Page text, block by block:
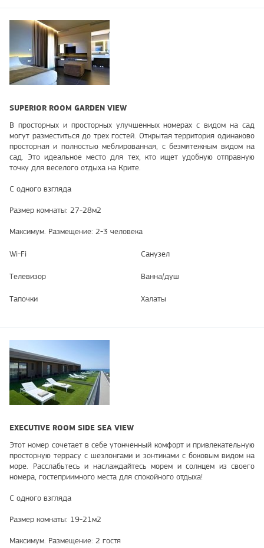
SUPERIOR ROOM GARDEN VIEW
В просторных и просторных улучшенных номерах с видом на сад
могут разместиться до трех гостей. Открытая территория одинаково
просторная и полностью меблированная, с безмятежным видом на
сад. Это идеальное место для тех, кто ищет удобную отправную
точку для веселого отдыха на Крите.
С одного взгляда
Размер комнаты: 27-28м2
Максимум. Размещение: 2-3 человека
Wi-Fi Санузел
Телевизор Ванна/душ
Тапочки Халаты
EXECUTIVE ROOM SIDE SEA VIEW
Этот номер сочетает в себе утонченный комфорт и привлекательную
просторную террасу с шезлонгами и зонтиками с боковым видом на
море. Расслабьтесь и наслаждайтесь морем и солнцем из своего
номера, гостеприимного места для спокойного отдыха!
С одного взгляда
Размер комнаты: 19-21м2
Максимум. Размещение: 2 гостя